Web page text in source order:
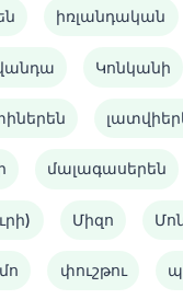
իռլանդական
Կոնկանի
մալագասերեն
Միզո
փուշթու